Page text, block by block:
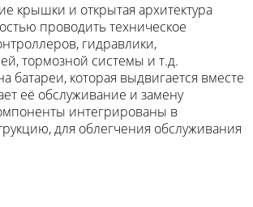
крышки и открытая архитектура
проводить техническое
гидравлики,
тормозной системы и т.д.
батареи, которая выдвигается вместе
её обслуживание и замену
интегрированы в
для облегчения обслуживания